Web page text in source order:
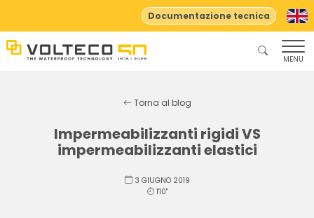
Documentazione tecnica
MENU
Torna al blog
Impermeabilizzanti rigidi VS
impermeabilizzanti elastici
3 GIUGNO 2019
1'10"